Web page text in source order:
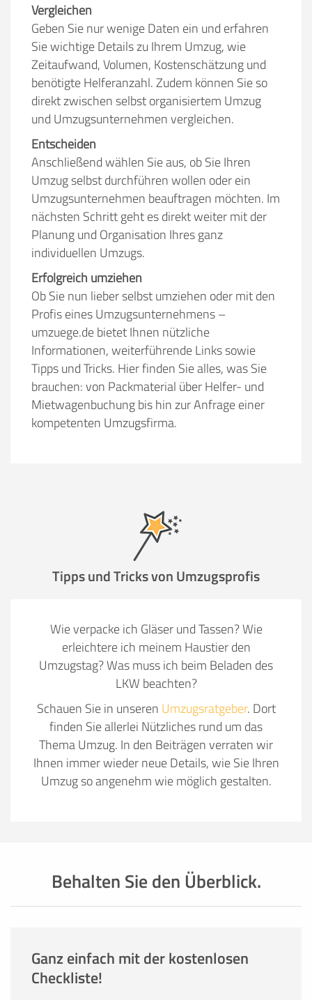
Vergleichen
Geben Sie nur wenige Daten ein und erfahren
Sie wichtige Details zu Ihrem Umzug, wie
Zeitaufwand, Volumen, Kostenschätzung und
benötigte Helferanzahl. Zudem können Sie so
direkt zwischen selbst organisiertem Umzug
und Umzugsunternehmen vergleichen.
Entscheiden
Anschließend wählen Sie aus, ob Sie Ihren
Umzug selbst durchführen wollen oder ein
Umzugsunternehmen beauftragen möchten. Im
nächsten Schritt geht es direkt weiter mit der
Planung und Organisation Ihres ganz
individuellen Umzugs.
Erfolgreich umziehen
Ob Sie nun lieber selbst umziehen oder mit den
Profis eines Umzugsunternehmens –
umzuege.de bietet Ihnen nützliche
Informationen, weiterführende Links sowie
Tipps und Tricks. Hier finden Sie alles, was Sie
brauchen: von Packmaterial über Helfer- und
Mietwagenbuchung bis hin zur Anfrage einer
kompetenten Umzugsfirma.
Tipps und Tricks von Umzugsprofis
Wie verpacke ich Gläser und Tassen? Wie
erleichtere ich meinem Haustier den
Umzugstag? Was muss ich beim Beladen des
LKW beachten?
Schauen Sie in unseren Umzugsratgeber. Dort
finden Sie allerlei Nützliches rund um das
Thema Umzug. In den Beiträgen verraten wir
Ihnen immer wieder neue Details, wie Sie Ihren
Umzug so angenehm wie möglich gestalten.
Behalten Sie den Überblick.
Ganz einfach mit der kostenlosen
Checkliste!